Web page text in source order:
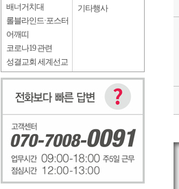
배너거치대
롤블라인드·포스터
어깨띠
코로나19 관련
성결교회 세계선교
기타행사